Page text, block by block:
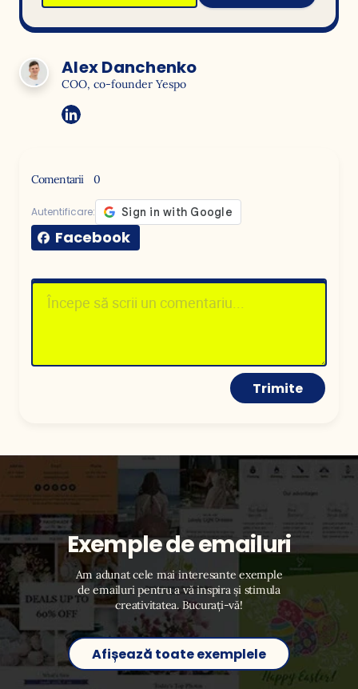
Alex Danchenko
COO, co-founder Yespo
Comentarii 0
Autentificare:
Facebook
Trimite
Exemple de emailuri
Am adunat cele mai interesante exemple
de emailuri pentru a vă inspira și stimula
creativitatea. Bucurați-vă!
Afișează toate exemplele